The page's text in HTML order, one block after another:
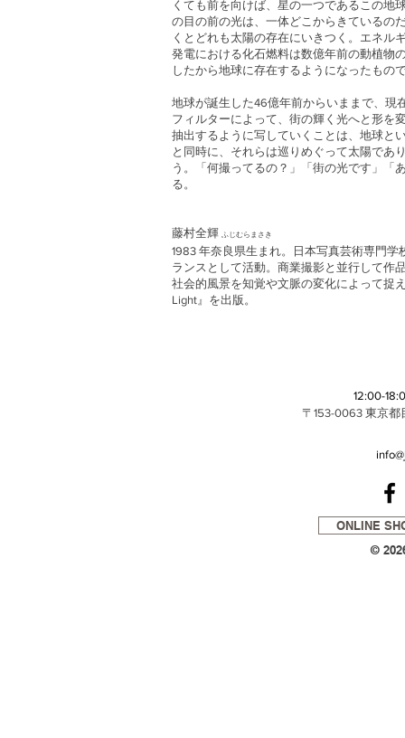
くても前を向けば、星の一つであるこの地
の目の前の光は、一体どこからきているの
くとどれも太陽の存在にいきつく。エネル
発電における化石燃料は数億年前の動植物
したから地球に存在するようになったもの
地球が誕生した46億年前からいままで、現
フィルターによって、街の輝く光へと形を
抽出するように写していくことは、地球と
と同時に、それらは巡りめぐって太陽であ
う。「何撮ってるの？」「街の光です」「
る。
藤村全輝 ふじむらまさき
1983 年奈良県生まれ。日本写真芸術専門
ランスとして活動。商業撮影と並行して作
社会的風景を知覚や文脈の変化によって捉
Light』を出版。
12:00-
〒153-0063 東京
ONLINE
©